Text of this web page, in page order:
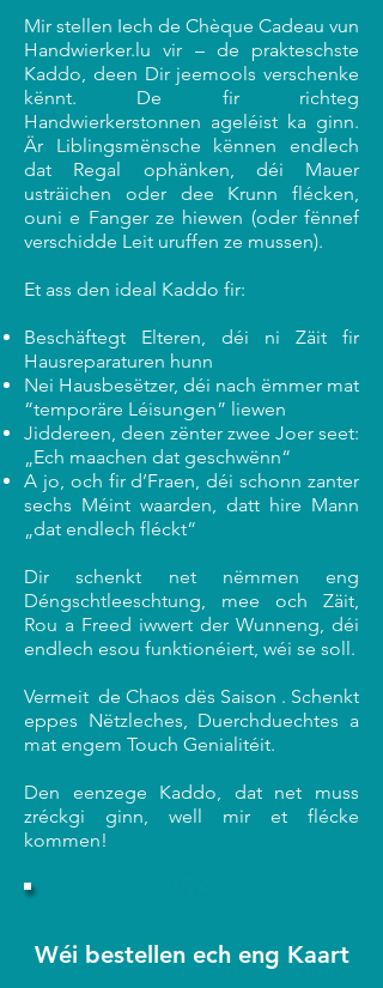
Mir stellen Iech de Chèque Cadeau vun
Handwierker.lu vir – de prakteschste
Kaddo, deen Dir jeemools verschenke
kënnt. De fir richteg
Handwierkerstonnen ageléist ka ginn.
Är Liblingsmënsche kënnen endlech
dat Regal ophänken, déi Mauer
usträichen oder dee Krunn flécken,
ouni e Fanger ze hiewen (oder fënnef
verschidde Leit uruffen ze mussen).
Et ass den ideal Kaddo fir:
Beschäftegt Elteren, déi ni Zäit fir
Hausreparaturen hunn
Nei Hausbesëtzer, déi nach ëmmer mat
“temporäre Léisungen” liewen
Jiddereen, deen zënter zwee Joer seet:
„Ech maachen dat geschwënn“
A jo, och fir d’Fraen, déi schonn zanter
sechs Méint waarden, datt hire Mann
„dat endlech fléckt“
Dir schenkt net nëmmen eng
Déngschtleeschtung, mee och Zäit,
Rou a Freed iwwert der Wunneng, déi
endlech esou funktionéiert, wéi se soll.
Vermeit de Chaos dës Saison . Schenkt
eppes Nëtzleches, Duerchduechtes a
mat engem Touch Genialitéit.
Den eenzege Kaddo, dat net muss
zréckgi ginn, well mir et flécke
kommen!
Wéi bestellen ech eng Kaart